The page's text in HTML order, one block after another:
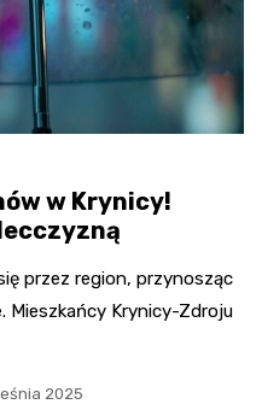
w Krynicy!
przez region, przynosząc
Mieszkańcy Krynicy-Zdroju
2025